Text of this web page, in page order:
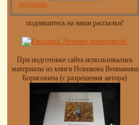
результаты
подпишитесь на наши рассылки!
При подготовке сайта использовались
материалы из книги Новикова Вениамина
Борисовича (с разрешения автора)